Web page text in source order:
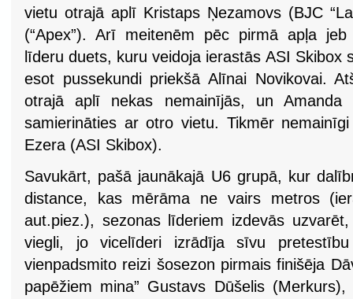
vietu otrajā aplī Kristaps Ņezamovs (BJC
(“Apex”). Arī meitenēm pēc pirmā apļa jeb
līderu duets, kuru veidoja ierastās ASI Skibox
esot pussekundi priekšā Alīnai Novikovai.
otrajā aplī nekas nemainījās, un Amanda
samierināties ar otro vietu. Tikmēr
Ezera (ASI Skibox).
Savukārt, pašā jaunākajā U6 grupā, kur
distance, kas mērāma ne vairs metros
aut.piez.), sezonas līderiem izdevās
viegli, jo vicelīderi izrādīja sīvu
vienpadsmito reizi šosezon pirmais finišēja
papēžiem mina” Gustavs Dūšelis